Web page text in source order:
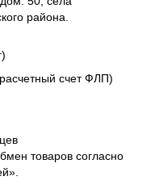
района.
счет ФЛП)
товаров согласно